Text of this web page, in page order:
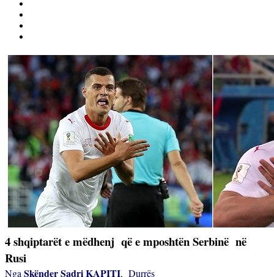
4 shqiptarët e mëdhenj që e mposhtën Serbinë në
Rusi
Nga Skënder Sadri KAPITI, Durrës